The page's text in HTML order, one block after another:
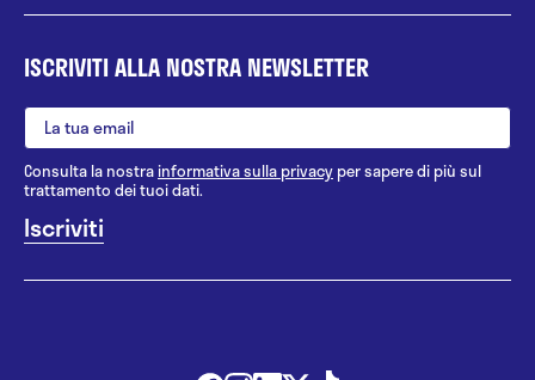
ISCRIVITI ALLA NOSTRA NEWSLETTER
Consulta la nostrainformativa sulla privacy per sapere di più sul
trattamento dei tuoi dati.